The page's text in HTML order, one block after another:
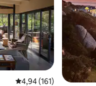
Vlerësimi mesatar 4,94
4,94 (161)